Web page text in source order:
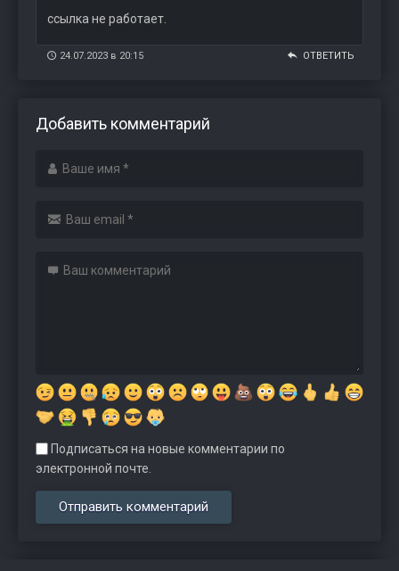
ссылка не работает.
24.07.2023 в 20:15 ОТВЕТИТЬ
Добавить комментарий
Подписаться на новые комментарии по
электронной почте.